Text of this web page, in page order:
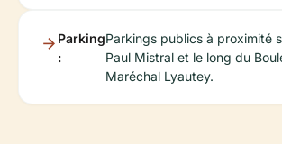
Parking
:
Parkings publics à proximité
Paul Mistral et le long du
Maréchal Lyautey.